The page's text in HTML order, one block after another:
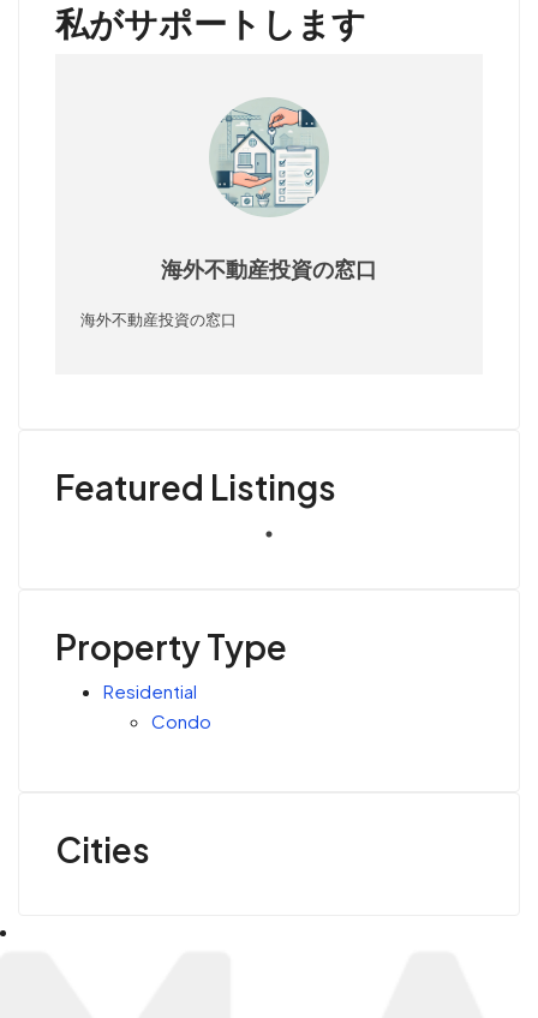
私がサポートします
海外不動産投資の窓口
海外不動産投資の窓口
Featured Listings
Property Type
Residential
Condo
Cities